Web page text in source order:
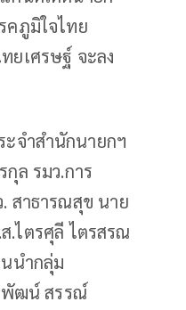
คภูมิใจไทย
เศรษฐ์ จะลง
จำสำนักนายกฯ
ล รมว.การ
สาธารณสุข นาย
.ไตรศุลี ไตรสรณ
นำกลุ่ม
พัฒน์ สรรณ์